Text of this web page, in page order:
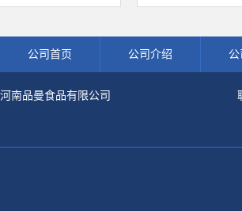
公司首页 公司介绍
河南品曼食品有限公司